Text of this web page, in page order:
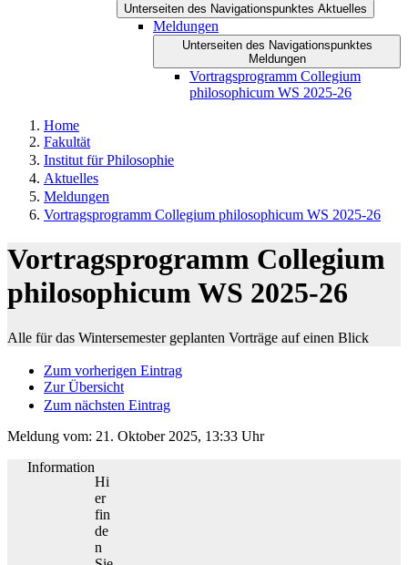
Unterseiten des Navigationspunktes Aktuelles
Meldungen
Unterseiten des Navigationspunktes
Meldungen
Vortragsprogramm Collegium
philosophicum WS 2025-26
Home
Fakultät
Institut für Philosophie
Aktuelles
Meldungen
Vortragsprogramm Collegium philosophicum WS 2025-26
Vortragsprogramm Collegium
philosophicum WS 2025-26
Alle für das Wintersemester geplanten Vorträge auf einen Blick
Zum vorherigen Eintrag
Zur Übersicht
Zum nächsten Eintrag
Meldung vom: 21. Oktober 2025, 13:33 Uhr
Information
Hi
er
fin
de
n